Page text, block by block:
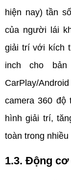
hiện nay) tần
của người lái
giải trí với kích
inch cho
CarPlay/
camera 360 độ
hình giải trí,
toàn trong
1.3. Động